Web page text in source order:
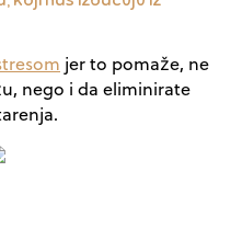
jer to pomaže, ne
nego i da eliminirate